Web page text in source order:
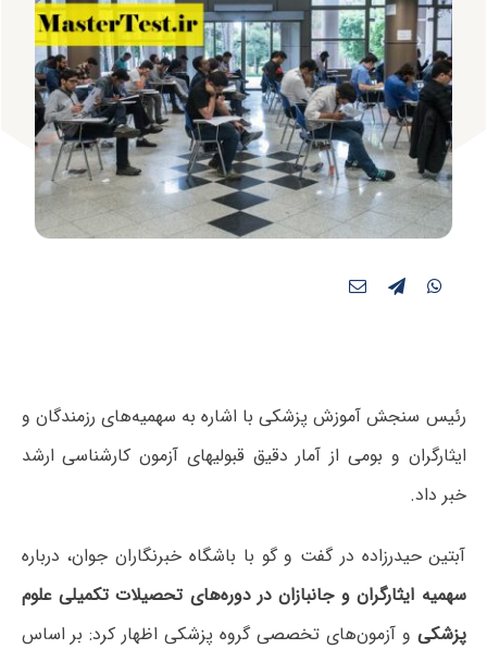
رئیس سنجش آموزش پزشکی با اشاره به سهمیه‌های رزمندگان و
ایثارگران و بومی از آمار دقیق قبولی‎های آزمون کارشناسی ارشد
خبر داد.
آبتین حیدرزاده در گفت و گو با باشگاه خبرنگاران جوان، درباره
سهمیه ایثارگران و جانبازان در دوره‌های تحصیلات تکمیلی علوم
پزشکی و آزمون‌های تخصصی گروه پزشکی اظهار کرد: بر اساس